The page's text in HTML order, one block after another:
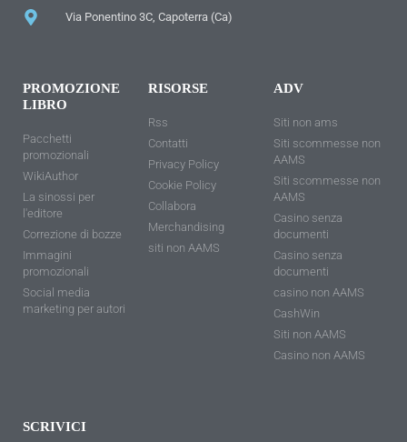
Via Ponentino 3C, Capoterra (Ca)
PROMOZIONE
LIBRO
Pacchetti
promozionali
WikiAuthor
La sinossi per
l'editore
Correzione di bozze
Immagini
promozionali
Social media
marketing per autori
RISORSE
Rss
Contatti
Privacy Policy
Cookie Policy
Collabora
Merchandising
siti non AAMS
ADV
Siti non ams
Siti scommesse non
AAMS
Siti scommesse non
AAMS
Casino senza
documenti
Casino senza
documenti
casino non AAMS
CashWin
Siti non AAMS
Casino non AAMS
SCRIVICI